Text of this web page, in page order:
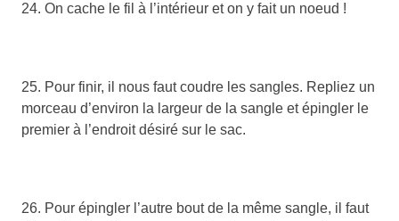
24. On cache le fil à l’intérieur et on y fait un noeud !
25. Pour finir, il nous faut coudre les sangles. Repliez un
morceau d’environ la largeur de la sangle et épingler le
premier à l’endroit désiré sur le sac.
26. Pour épingler l’autre bout de la même sangle, il faut